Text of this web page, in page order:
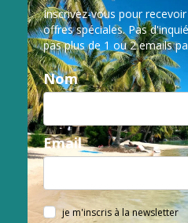
Inscrivez-vous pour
offres spéciales. Pas
pas plus de 1 ou 2 emails
Nom
Email
je m'inscris à la newsletter